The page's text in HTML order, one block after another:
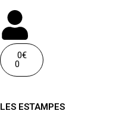
0€
0
LES ESTAMPES